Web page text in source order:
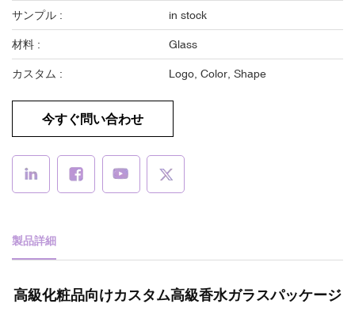
サンプル : in stock
材料 : Glass
カスタム : Logo, Color, Shape
今すぐ問い合わせ
製品詳細
高級化粧品向けカスタム高級香水ガラスパッケージ